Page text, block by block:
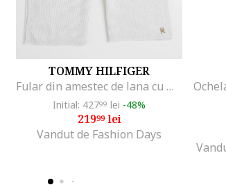
TOMMY HILFIGER
Fular din amestec de lana cu model torsade, Gri deschis
Initial: 42799 lei -48%
21999lei
Vandut de Fashion Days